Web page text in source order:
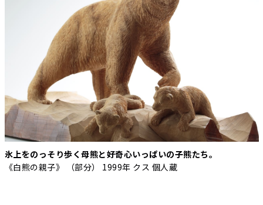
氷上をのっそり歩く母熊と好奇心いっぱいの子熊たち。
《白熊の親子》 （部分） 1999年 クス 個人蔵